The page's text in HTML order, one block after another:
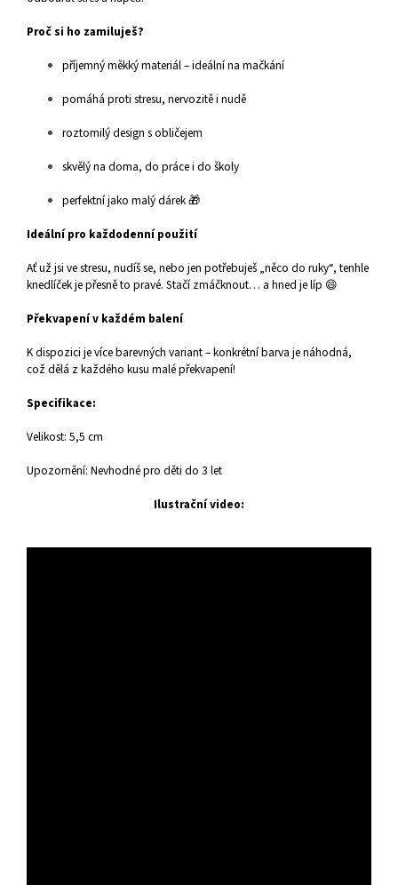
Proč si ho zamiluješ?
příjemný měkký materiál – ideální na mačkání
pomáhá proti stresu, nervozitě i nudě
roztomilý design s obličejem
skvělý na doma, do práce i do školy
perfektní jako malý dárek 🎁
Ideální pro každodenní použití
Ať už jsi ve stresu, nudíš se, nebo jen potřebuješ „něco do ruky“, tenhle
knedlíček je přesně to pravé. Stačí zmáčknout… a hned je líp 😄
Překvapení v každém balení
K dispozici je více barevných variant – konkrétní barva je náhodná,
což dělá z každého kusu malé překvapení!
Specifikace:
Velikost: 5,5 cm
Upozornění: Nevhodné pro děti do 3 let
Ilustrační video: